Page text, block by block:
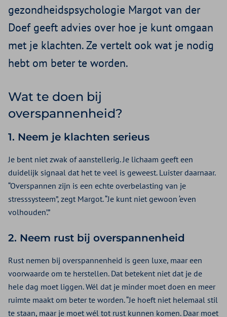
gezondheidspsychologie Margot van der
Doef geeft advies over hoe je kunt omgaan
met je klachten. Ze vertelt ook wat je nodig
hebt om beter te worden.
Wat te doen bij
overspannenheid?
1. Neem je klachten serieus
Je bent niet zwak of aanstellerig. Je lichaam geeft een
duidelijk signaal dat het te veel is geweest. Luister daarnaar.
“Overspannen zijn is een echte overbelasting van je
stresssysteem”, zegt Margot. “Je kunt niet gewoon ‘even
volhouden’.”
2. Neem rust bij overspannenheid
Rust nemen bij overspannenheid is geen luxe, maar een
voorwaarde om te herstellen. Dat betekent niet dat je de
hele dag moet liggen. Wél dat je minder moet doen en meer
ruimte maakt om beter te worden. “Je hoeft niet helemaal stil
te staan, maar je moet wél tot rust kunnen komen. Daar moet